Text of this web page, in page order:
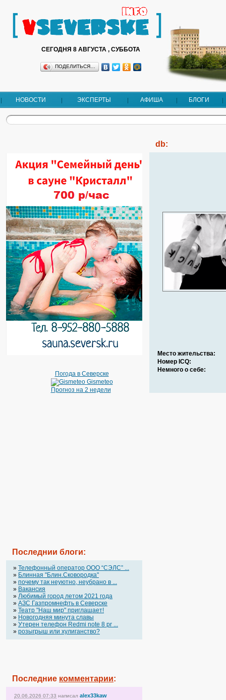
СЕГОДНЯ 8 АВГУСТА , СУББОТА
ПОДЕЛИТЬСЯ…
НОВОСТИ ЭКСПЕРТЫ АФИША БЛОГИ
Погода в Северске
Gismeteo
Прогноз на 2 недели
Последнии блоги:
» Телефонный оператор OOO “СЭЛС” ...
» Блинная "Блин.Сковородка"
» почему так неуютно, неубрано в ...
» Вакансия
» Любимый город летом 2021 года
» АЗС Газпромнефть в Северске
» Театр "Наш мир" приглашает!
» Новогодняя минута славы
» Утерен телефон Redmi note 8 pr ...
» розыгрыш или хулиганство?
Последние комментарии:
20.06.2026 07:33 написал alex33kaw
db:
Место жительства:
Номер ICQ:
Немного о себе: